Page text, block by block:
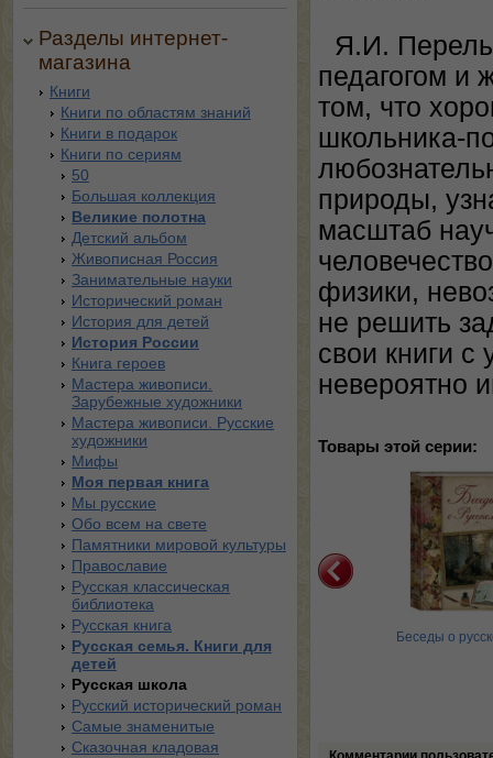
Разделы интернет-
магазина
Книги
Книги по областям знаний
Книги в подарок
Книги по сериям
50
Большая коллекция
Великие полотна
Детский альбом
Живописная Россия
Занимательные науки
Исторический роман
История для детей
История России
Книга героев
Мастера живописи.
Зарубежные художники
Мастера живописи. Русские
художники
Мифы
Моя первая книга
Мы русские
Обо всем на свете
Памятники мировой культуры
Православие
Русская классическая
библиотека
Русская книга
Русская семья. Книги для
детей
Русская школа
Русский исторический роман
Самые знаменитые
Сказочная кладовая
Я.И.
педагогом и
том, что
школьника-
природы,
масштаб
физики,
не решить
свои книги
невероятно
Товары этой серии:
Арифметических
задач. Дроби
материалам физического
Беседы о